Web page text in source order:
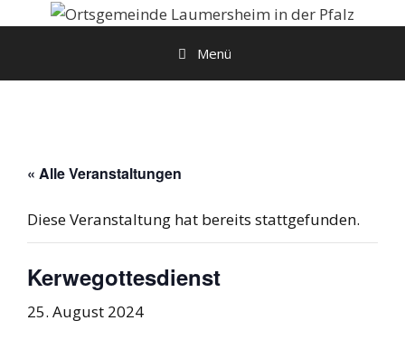
Menü
« Alle Veranstaltungen
Diese Veranstaltung hat bereits stattgefunden.
Kerwegottesdienst
25. August 2024